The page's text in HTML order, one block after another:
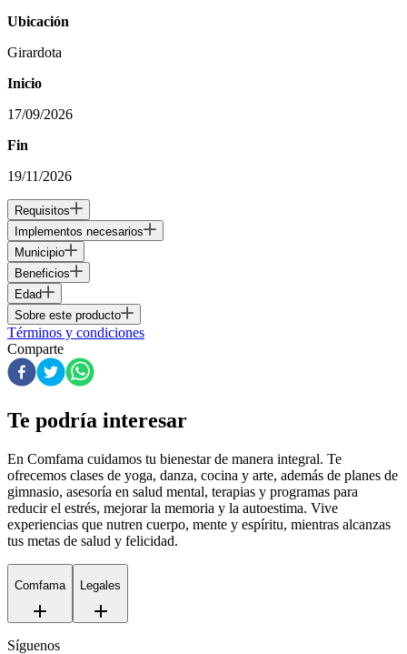
Ubicación
Girardota
Inicio
17/09/2026
Fin
19/11/2026
Requisitos
Implementos necesarios
Municipio
Beneficios
Edad
Sobre este producto
Términos y condiciones
Comparte
Te podría interesar
En Comfama cuidamos tu bienestar de manera integral. Te
ofrecemos clases de yoga, danza, cocina y arte, además de planes de
gimnasio, asesoría en salud mental, terapias y programas para
reducir el estrés, mejorar la memoria y la autoestima. Vive
experiencias que nutren cuerpo, mente y espíritu, mientras alcanzas
tus metas de salud y felicidad.
Comfama Legales
Síguenos